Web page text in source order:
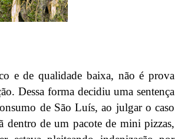
e de qualidade baixa, não é prova
Dessa forma decidiu uma sentença
de São Luís, ao julgar o caso
dentro de um pacote de mini pizzas,